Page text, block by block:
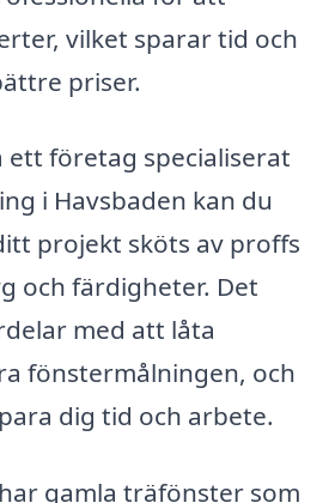
vilket sparar tid och
priser.
ett företag specialiserat
i Havsbaden kan du
projekt sköts av proffs
och färdigheter. Det
med att låta
fönstermålningen, och
dig tid och arbete.
gamla träfönster som